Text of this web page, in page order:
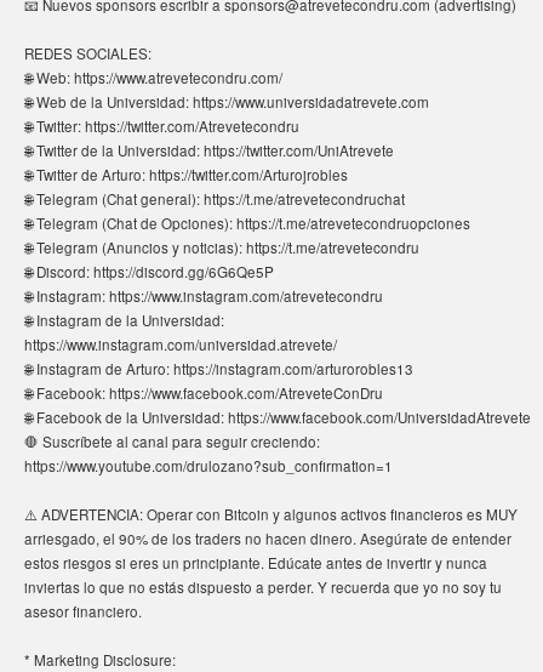
📧 Nuevos sponsors escribir a sponsors@atrevetecondru.com (advertising)
REDES SOCIALES:
🌐 Web: https://www.atrevetecondru.com/
🌐 Web de la Universidad: https://www.universidadatrevete.com
🌐 Twitter: https://twitter.com/Atrevetecondru
🌐 Twitter de la Universidad: https://twitter.com/UniAtrevete
🌐 Twitter de Arturo: https://twitter.com/Arturojrobles
🌐 Telegram (Chat general): https://t.me/atrevetecondruchat
🌐 Telegram (Chat de Opciones): https://t.me/atrevetecondruopciones
🌐 Telegram (Anuncios y noticias): https://t.me/atrevetecondru
🌐 Discord: https://discord.gg/6G6Qe5P
🌐 Instagram: https://www.instagram.com/atrevetecondru
🌐 Instagram de la Universidad:
https://www.instagram.com/universidad.atrevete/
🌐 Instagram de Arturo: https://instagram.com/arturorobles13
🌐 Facebook: https://www.facebook.com/AtreveteConDru
🌐 Facebook de la Universidad: https://www.facebook.com/UniversidadAtrevete
🛑 Suscríbete al canal para seguir creciendo:
https://www.youtube.com/drulozano?sub_confirmation=1
⚠️ ADVERTENCIA: Operar con Bitcoin y algunos activos financieros es MUY
arriesgado, el 90% de los traders no hacen dinero. Asegúrate de entender
estos riesgos si eres un principiante. Edúcate antes de invertir y nunca
inviertas lo que no estás dispuesto a perder. Y recuerda que yo no soy tu
asesor financiero.
* Marketing Disclosure: